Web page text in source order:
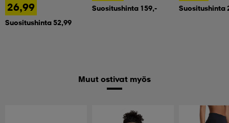
26,99
Suositushinta 52,99
Suositushinta 159,- Suositushinta
Muut ostivat myös